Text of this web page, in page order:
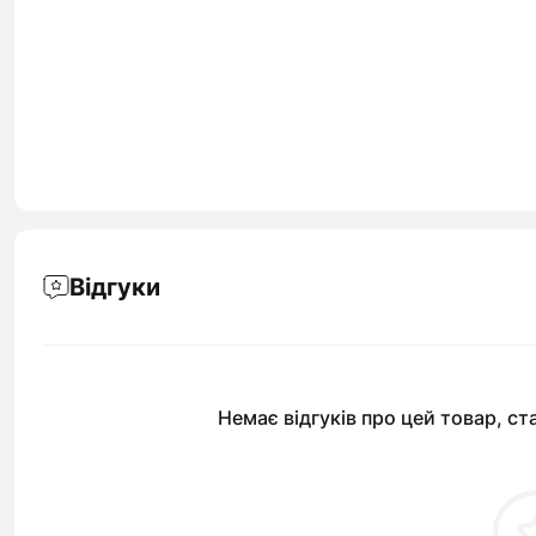
Відгуки
Немає відгуків про цей товар,